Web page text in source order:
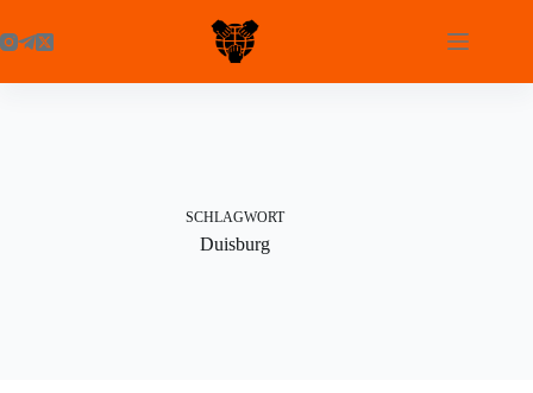
Inhalt
springen
SCHLAGWORT
Duisburg